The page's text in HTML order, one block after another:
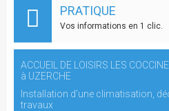
PRATIQUE
Vos informations en 1 clic.
ACCUEIL DE LOISIRS LES
à UZERCHE
Installation d'une climatisation,
travaux